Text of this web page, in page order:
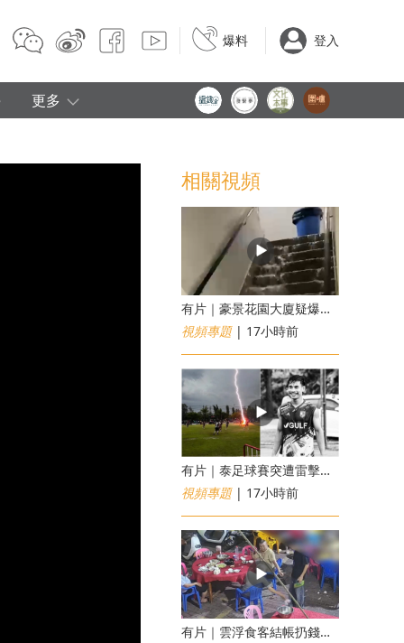
爆料 登入
更多
相關視頻
有片｜豪景花園大廈疑爆消防喉 後樓梯慘變瀑布
視頻專題| 17小時前
有片｜泰足球賽突遭雷擊釀1死12傷 24歲球員被閃電劈中亡
視頻專題| 17小時前
​有片｜雲浮食客結帳扔錢落地施辱 店員找贖時還施彼身獲老闆肯定